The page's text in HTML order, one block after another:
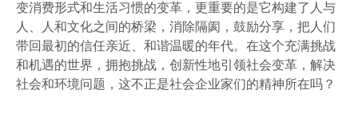
变消费形式和生活习惯的变革，更重要的是它构建了人与
人、人和文化之间的桥梁，消除隔阂，鼓励分享，把人们
带回最初的信任亲近、和谐温暖的年代。在这个充满挑战
和机遇的世界，拥抱挑战，创新性地引领社会变革，解决
社会和环境问题，这不正是社会企业家们的精神所在吗？